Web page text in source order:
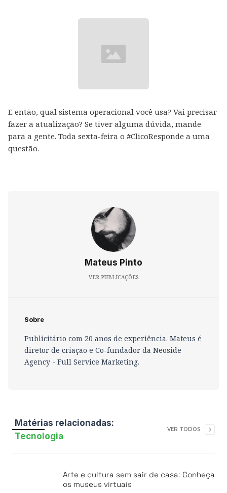
E então, qual sistema operacional você usa? Vai precisar
fazer a atualização? Se tiver alguma dúvida, mande
para a gente. Toda sexta-feira o #ClicoResponde a uma
questão.
Mateus Pinto
VER PUBLICAÇÕES
Sobre
Publicitário com 20 anos de experiência. Mateus é
diretor de criação e Co-fundador da Neoside
Agency - Full Service Marketing.
Matérias relacionadas:
Tecnologia
VER TODOS
Arte e cultura sem sair de casa: Conheça
os museus virtuais